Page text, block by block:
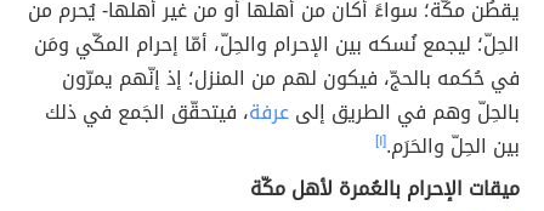
يقطُن مكّة؛ سواءً أكان من أهلها أو من غير أهلها- يُحرم من
الحِلّ؛ ليجمع نُسكه بين الإحرام والحِلّ، أمّا إحرام المكّي ومَن
في حُكمه بالحجّ، فيكون لهم من المنزل؛ إذ إنّهم يمرّون
بالحِلّ وهم في الطريق إلىعرفة، فيتحقّق الجَمع في ذلك
بين الحِلّ والحَرَم.[١]
ميقات الإحرام بالعُمرة لأهل مكّة